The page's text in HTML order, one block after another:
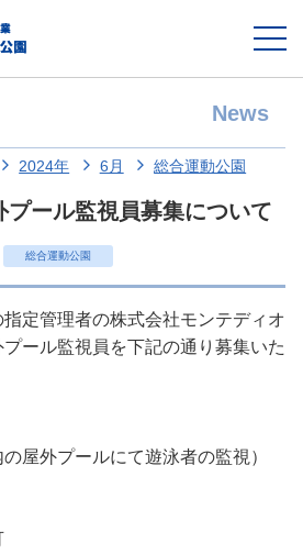
News
2024年 6月 総合運動公園
プール監視員募集について
総合運動公園
定管理者の株式会社モンテディオ
ール監視員を下記の通り募集いた
屋外プールにて遊泳者の監視）